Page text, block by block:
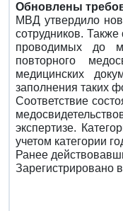
Обновлены
МВД утвердило
сотрудников.
проводимых до
повторного
медицинских
заполнения таких
Соответствие
экспертизе.
учетом категории
Ранее
Зарегистрировано